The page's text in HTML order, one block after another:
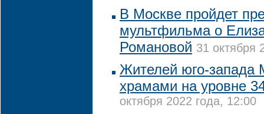
В Москве пройдет
мультфильма о
Романовой 31 октября
Жителей юго-запада
храмами на уровне
октября 2022 года, 12:00